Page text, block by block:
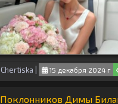
Chertiska | 15 декабря 2024 г
Поклонников Димы